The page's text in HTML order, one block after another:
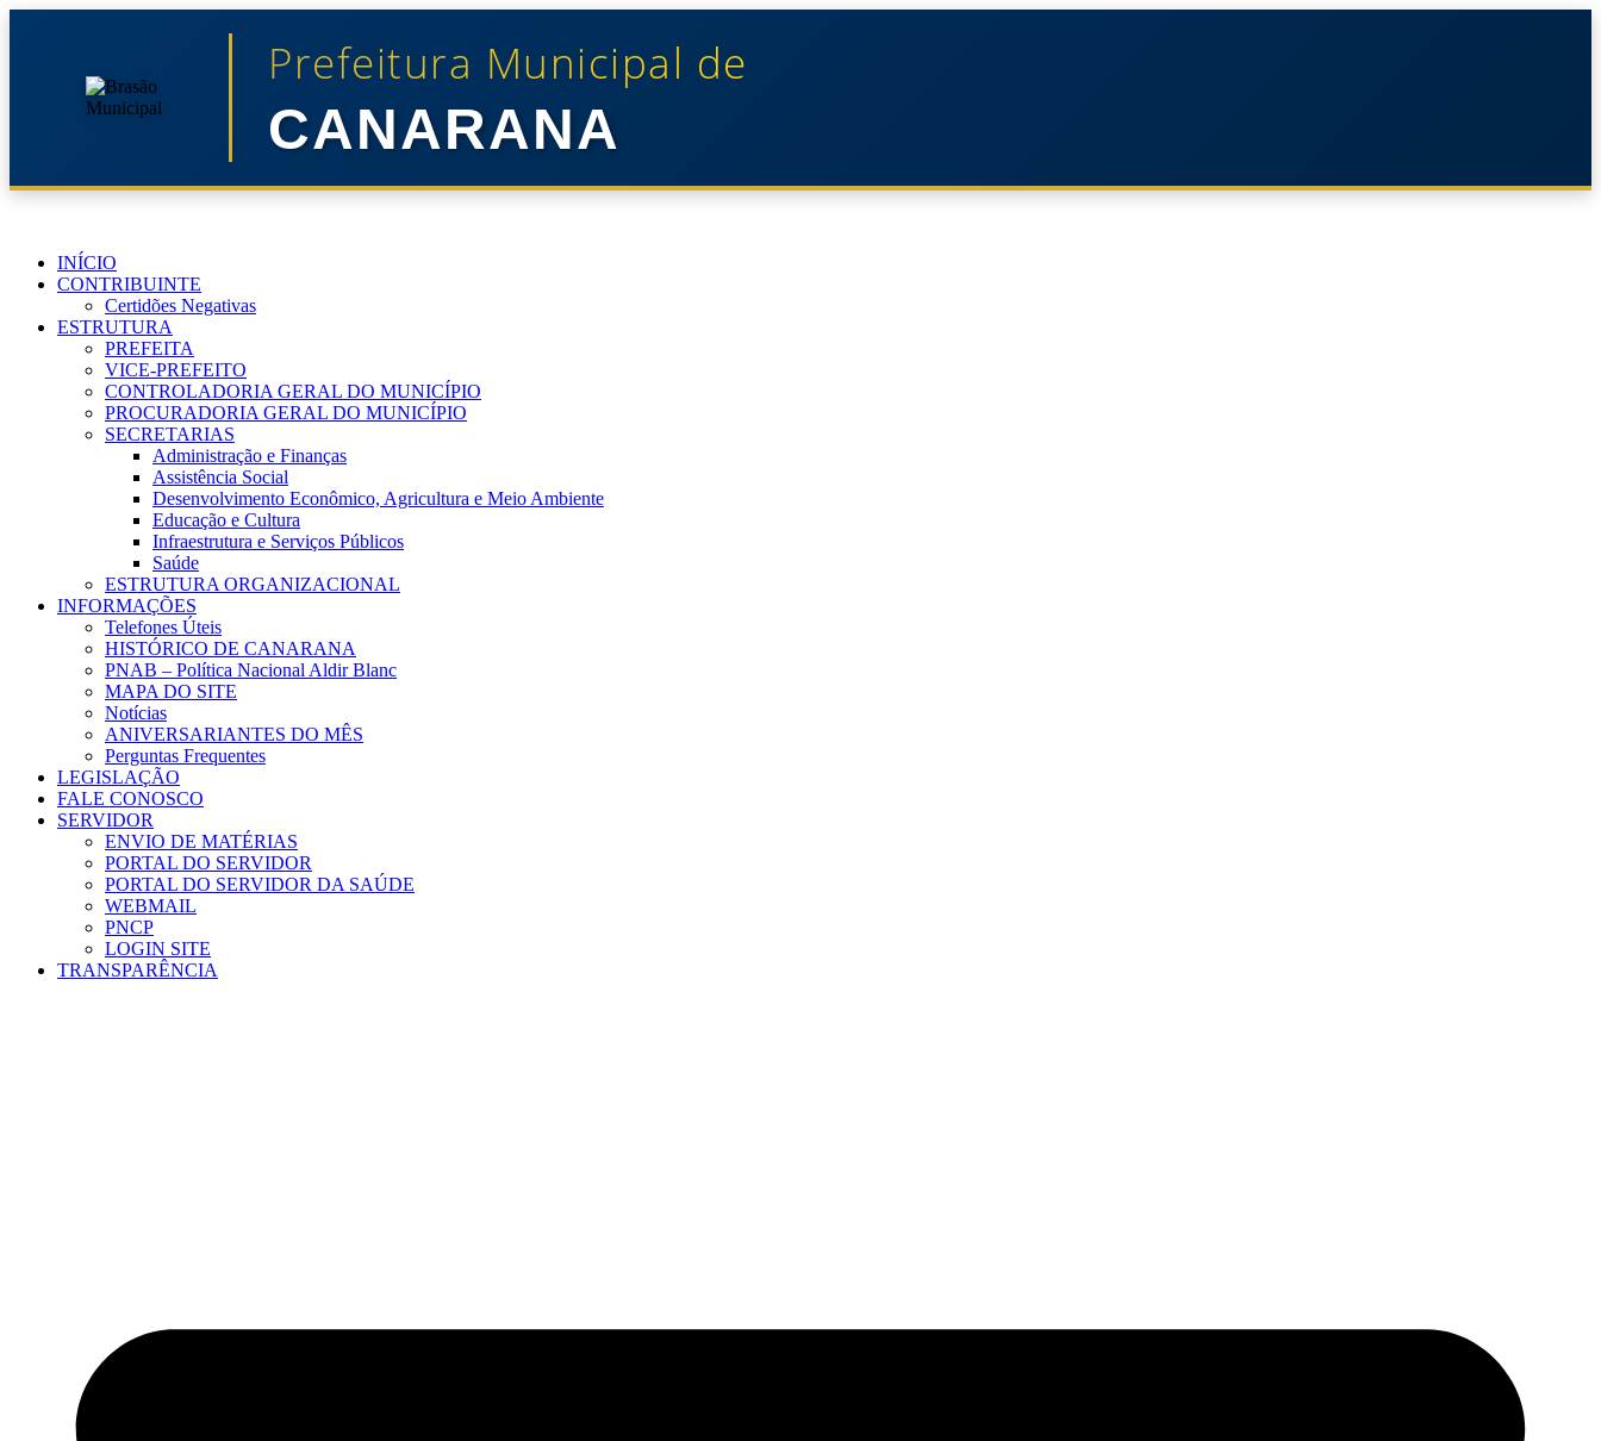
Prefeitura Municipal de
CANARANA
INÍCIO
CONTRIBUINTE
Certidões Negativas
ESTRUTURA
PREFEITA
VICE-PREFEITO
CONTROLADORIA GERAL DO MUNICÍPIO
PROCURADORIA GERAL DO MUNICÍPIO
SECRETARIAS
Administração e Finanças
Assistência Social
Desenvolvimento Econômico, Agricultura e Meio Ambiente
Educação e Cultura
Infraestrutura e Serviços Públicos
Saúde
ESTRUTURA ORGANIZACIONAL
INFORMAÇÕES
Telefones Úteis
HISTÓRICO DE CANARANA
PNAB – Política Nacional Aldir Blanc
MAPA DO SITE
Notícias
ANIVERSARIANTES DO MÊS
Perguntas Frequentes
LEGISLAÇÃO
FALE CONOSCO
SERVIDOR
ENVIO DE MATÉRIAS
PORTAL DO SERVIDOR
PORTAL DO SERVIDOR DA SAÚDE
WEBMAIL
PNCP
LOGIN SITE
TRANSPARÊNCIA